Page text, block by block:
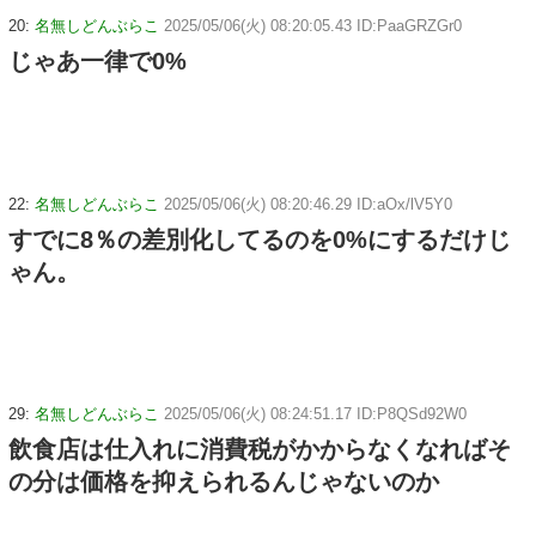
20: 名無しどんぶらこ 2025/05/06(火) 08:20:05.43 ID:PaaGRZGr0
じゃあ一律で0%
22: 名無しどんぶらこ 2025/05/06(火) 08:20:46.29 ID:aOx/lV5Y0
すでに8％の差別化してるのを0%にするだけじ
ゃん。
29: 名無しどんぶらこ 2025/05/06(火) 08:24:51.17 ID:P8QSd92W0
飲食店は仕入れに消費税がかからなくなればそ
の分は価格を抑えられるんじゃないのか